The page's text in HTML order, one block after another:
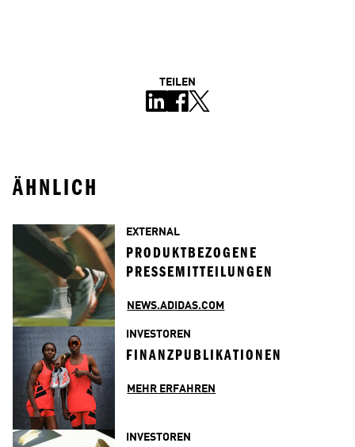
TEILEN
ÄHNLICH
EXTERNAL
PRODUKTBEZOGENE
PRESSEMITTEILUNGEN
NEWS.ADIDAS.COM
INVESTOREN
FINANZPUBLIKATIONEN
MEHR ERFAHREN
INVESTOREN